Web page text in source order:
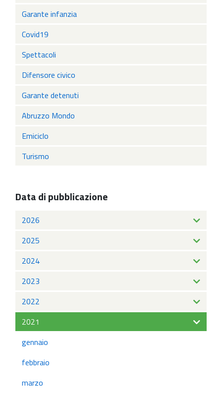
Garante infanzia
Covid19
Spettacoli
Difensore civico
Garante detenuti
Abruzzo Mondo
Emiciclo
Turismo
Data di pubblicazione
2026
2025
2024
2023
2022
2021
gennaio
febbraio
marzo